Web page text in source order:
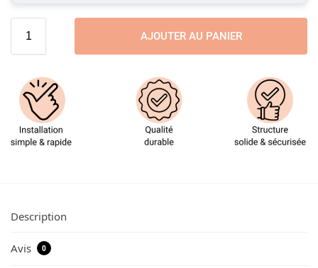
AJOUTER AU PANIER
Description
Avis 0